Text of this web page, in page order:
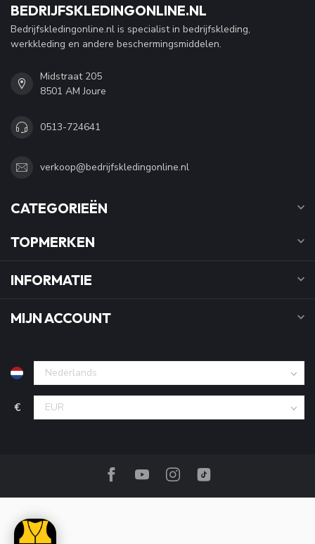
BEDRIJFSKLEDINGONLINE.NL
Bedrijfskledingonline.nl is specialist in bedrijfskleding,
werkkleding en andere beschermingsmiddelen.
Midstraat 205
8501 AM Joure
0513-724641
verkoop@bedrijfskledingonline.nl
CATEGORIEËN
TOPMERKEN
INFORMATIE
MIJN ACCOUNT
€